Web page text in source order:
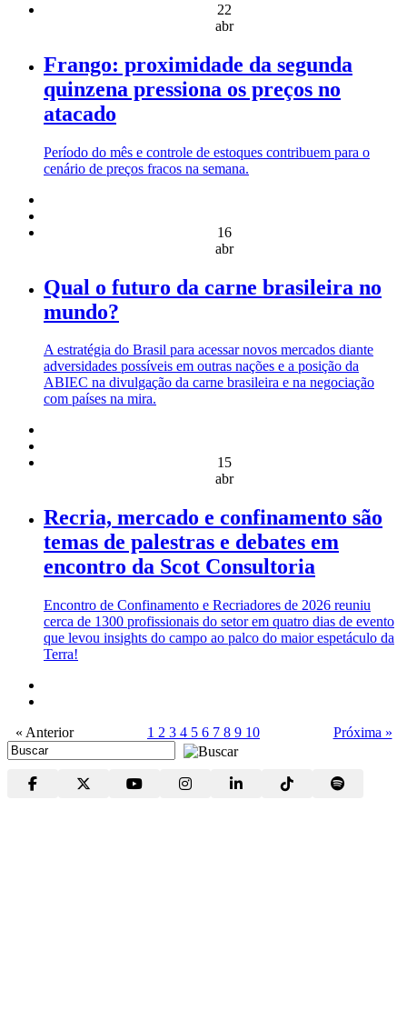
22
abr
Frango: proximidade da segunda
quinzena pressiona os preços no
atacado
Período do mês e controle de estoques contribuem para o
cenário de preços fracos na semana.
16
abr
Qual o futuro da carne brasileira no
mundo?
A estratégia do Brasil para acessar novos mercados diante
adversidades possíveis em outras nações e a posição da
ABIEC na divulgação da carne brasileira e na negociação
com países na mira.
15
abr
Recria, mercado e confinamento são
temas de palestras e debates em
encontro da Scot Consultoria
Encontro de Confinamento e Recriadores de 2026 reuniu
cerca de 1300 profissionais do setor em quatro dias de evento
que levou insights do campo ao palco do maior espetáculo da
Terra!
« Anterior 1 2 3 4 5 6 7 8 9 10 Próxima »